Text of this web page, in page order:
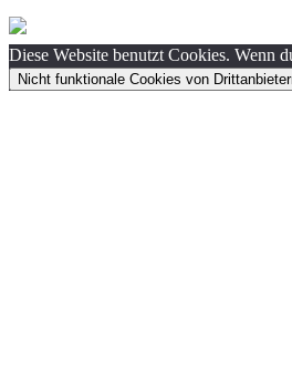
Diese Website benutzt Cookies. Wenn
Nicht funktionale Cookies von